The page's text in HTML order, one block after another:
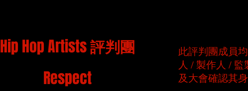
Hip Hop Artists評判團
Respect
此評判團成員
人 / 製作人 /
及大會確認其